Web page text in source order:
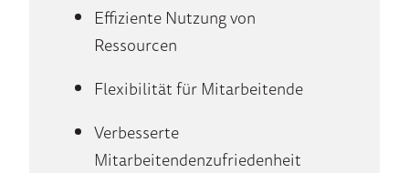
Effiziente Nutzung von
Ressourcen
Flexibilität für Mitarbeitende
Verbesserte
Mitarbeitendenzufriedenheit